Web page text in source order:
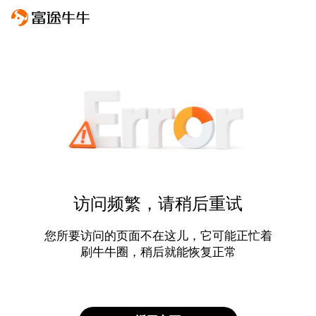
访问频繁，请稍后重试
您所要访问的页面不在这儿，它可能正忙着
刷牛牛圈，稍后就能恢复正常